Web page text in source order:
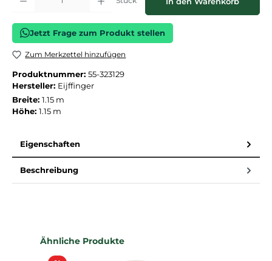
Jetzt Frage zum Produkt stellen
Zum Merkzettel hinzufügen
Produktnummer: 55-323129
Hersteller: Eijffinger
Breite: 1.15 m
Höhe: 1.15 m
Eigenschaften
Beschreibung
Produktgalerie überspringen
Ähnliche Produkte